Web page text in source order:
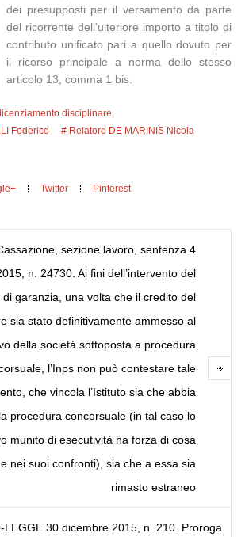
dei presupposti per il versamento da parte
del ricorrente dell’ulteriore importo a titolo di
contributo unificato pari a quello dovuto per
il ricorso principale a norma dello stesso
articolo 13, comma 1 bis.
licenziamento disciplinare
Federico
Relatore DE MARINIS Nicola
Twitter Pinterest
sezione lavoro, sentenza 4
n. 24730. Ai fini dell’intervento del
di garanzia, una volta che il credito del
sia stato definitivamente ammesso al
della società sottoposta a procedura
l’Inps non può contestare tale
che vincola l’Istituto sia che abbia
procedura concorsuale (in tal caso lo
munito di esecutività ha forza di cosa
nei suoi confronti), sia che a essa sia
rimasto estraneo
LEGGE 30 dicembre 2015, n. 210. Proroga